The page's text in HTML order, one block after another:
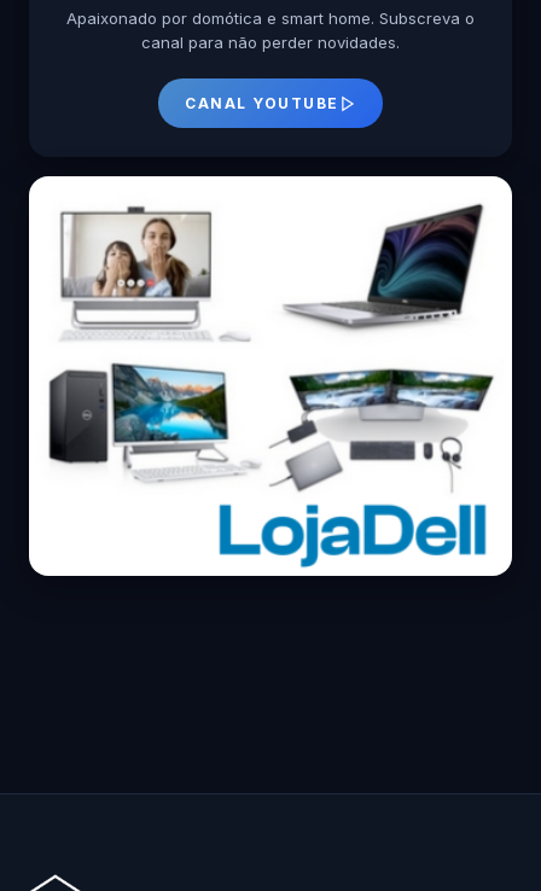
Apaixonado por domótica e smart home. Subscreva o
canal para não perder novidades.
CANAL YOUTUBE